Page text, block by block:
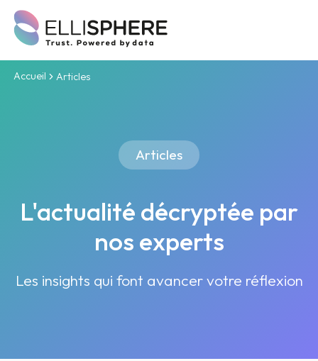
Accueil Articles
Articles
L'actualité décryptée par
nos experts
Les insights qui font avancer votre réflexion